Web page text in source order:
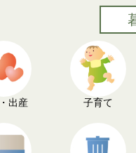
出産 子育て